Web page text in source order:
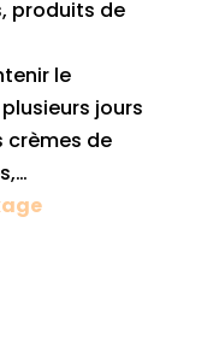
produits de
le
jours
crèmes de